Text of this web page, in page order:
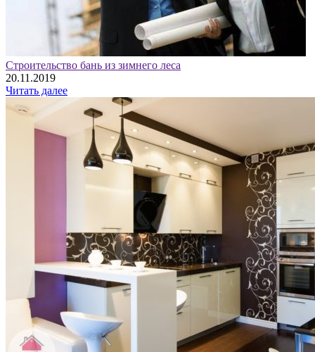
Строительство бань из зимнего леса
20.11.2019
Читать далее